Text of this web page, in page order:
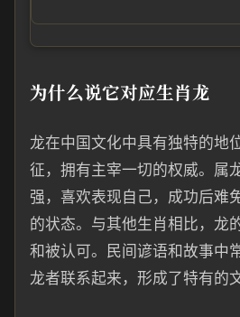
为什么说它对应生肖龙
龙在中国文化中具有独特的地
征，拥有主宰一切的权威。属
强，喜欢表现自己，成功后难
的状态。与其他生肖相比，龙
和被认可。民间谚语和故事中
龙者联系起来，形成了特有的